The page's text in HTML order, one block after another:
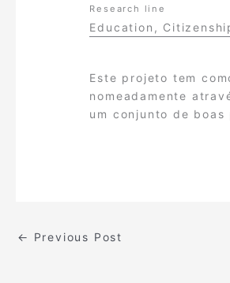
Research line
Education,
Este projeto tem
nomeadamente
um conjunto de
← Previous Post